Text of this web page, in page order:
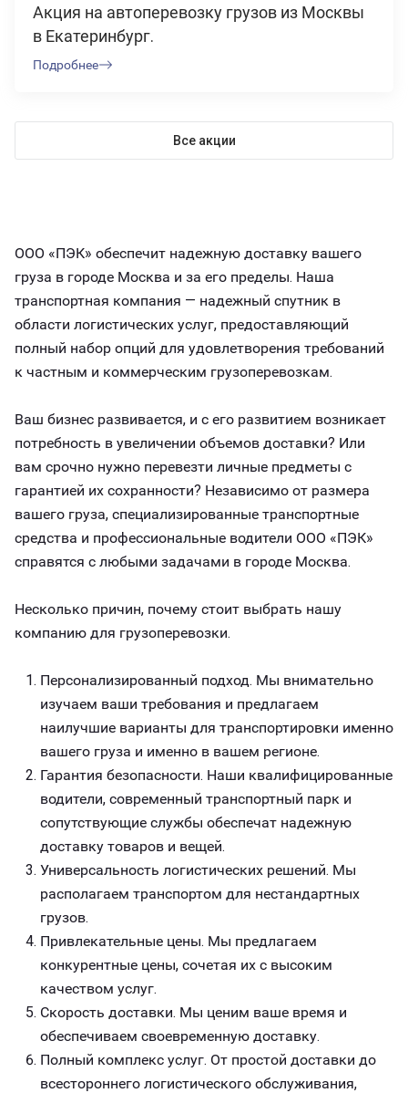
Акция на автоперевозку грузов из Москвы
в Екатеринбург.
Подробнее
Все акции
ООО «ПЭК» обеспечит надежную доставку вашего
груза в городе Москва и за его пределы. Наша
транспортная компания — надежный спутник в
области логистических услуг, предоставляющий
полный набор опций для удовлетворения требований
к частным и коммерческим грузоперевозкам.
Ваш бизнес развивается, и с его развитием возникает
потребность в увеличении объемов доставки? Или
вам срочно нужно перевезти личные предметы с
гарантией их сохранности? Независимо от размера
вашего груза, специализированные транспортные
средства и профессиональные водители ООО «ПЭК»
справятся с любыми задачами в городе Москва.
Несколько причин, почему стоит выбрать нашу
компанию для грузоперевозки.
Персонализированный подход. Мы внимательно
изучаем ваши требования и предлагаем
наилучшие варианты для транспортировки именно
вашего груза и именно в вашем регионе.
Гарантия безопасности. Наши квалифицированные
водители, современный транспортный парк и
сопутствующие службы обеспечат надежную
доставку товаров и вещей.
Универсальность логистических решений. Мы
располагаем транспортом для нестандартных
грузов.
Привлекательные цены. Мы предлагаем
конкурентные цены, сочетая их с высоким
качеством услуг.
Скорость доставки. Мы ценим ваше время и
обеспечиваем своевременную доставку.
Полный комплекс услуг. От простой доставки до
всестороннего логистического обслуживания,